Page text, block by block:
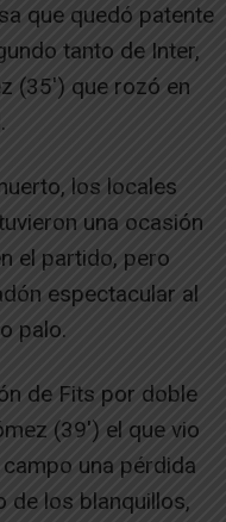
que quedó patente
tanto de Inter,
(35′) que rozó en
los locales
una ocasión
el partido, pero
espectacular al
palo.
de Fits por doble
(39′) el que vio
una pérdida
de los blanquillos,